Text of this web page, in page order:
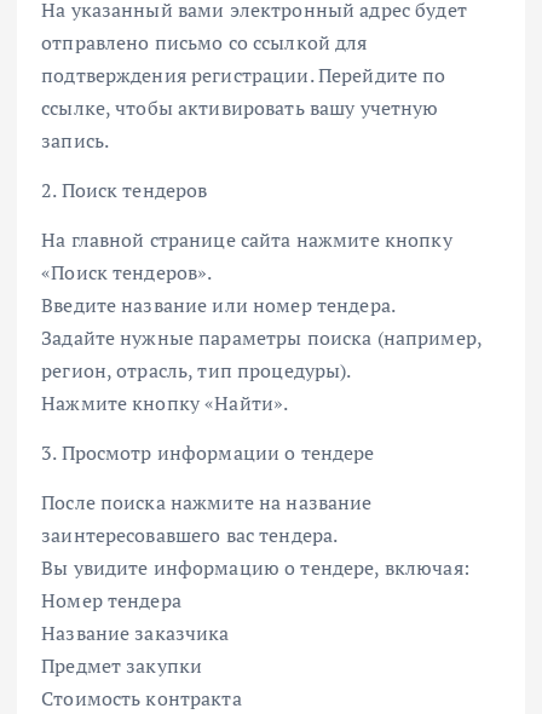
На указанный вами электронный адрес будет
отправлено письмо со ссылкой для
подтверждения регистрации. Перейдите по
ссылке, чтобы активировать вашу учетную
запись.
2. Поиск тендеров
На главной странице сайта нажмите кнопку
«Поиск тендеров».
Введите название или номер тендера.
Задайте нужные параметры поиска (например,
регион, отрасль, тип процедуры).
Нажмите кнопку «Найти».
3. Просмотр информации о тендере
После поиска нажмите на название
заинтересовавшего вас тендера.
Вы увидите информацию о тендере, включая:
Номер тендера
Название заказчика
Предмет закупки
Стоимость контракта